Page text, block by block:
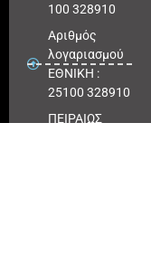
100 328910
Αριθμός
λογαριασμού
ΕΘΝΙΚΗ :
25100 328910
ΠΕΙΡΑΙΩΣ